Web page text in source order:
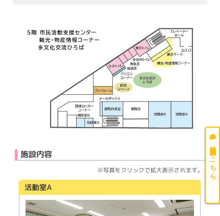
施設内容
※写真をクリックで拡大表示されます。
活動室A
団体相談はこちら